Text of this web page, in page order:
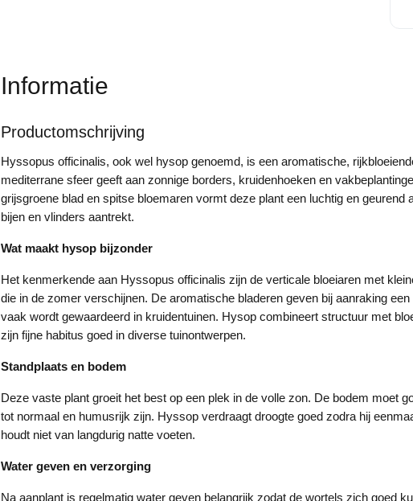
Informatie
Productomschrijving
Hyssopus officinalis, ook wel hysop genoemd, is een aromatische,
mediterrane sfeer geeft aan zonnige borders, kruidenhoeken en
grijsgroene blad en spitse bloemaren vormt deze plant een luchtig en geurend
bijen en vlinders aantrekt.
Wat maakt hysop bijzonder
Het kenmerkende aan Hyssopus officinalis zijn de verticale bloeiaren met
die in de zomer verschijnen. De aromatische bladeren geven bij aanraking
vaak wordt gewaardeerd in kruidentuinen. Hysop combineert structuur met
zijn fijne habitus goed in diverse tuinontwerpen.
Standplaats en bodem
Deze vaste plant groeit het best op een plek in de volle zon. De bodem moet
tot normaal en humusrijk zijn. Hyssop verdraagt droogte goed zodra hij
houdt niet van langdurig natte voeten.
Water geven en verzorging
Na aanplant is regelmatig water geven belangrijk zodat de wortels zich goed